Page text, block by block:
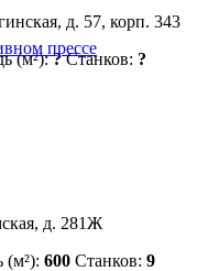
прессе
д. 57, корп. 343
(м²):? Станков: ?
д. 281Ж
(м²): 600 Станков: 9